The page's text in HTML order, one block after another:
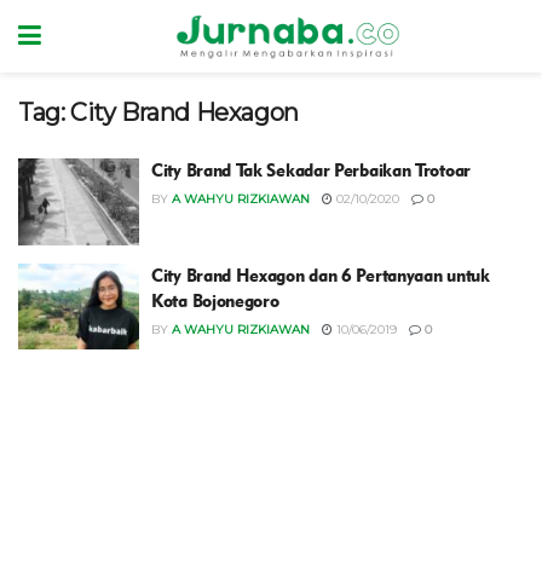
Tag:City Brand Hexagon
City Brand Tak Sekadar Perbaikan Trotoar
BY A WAHYU RIZKIAWAN 02/10/2020 0
City Brand Hexagon dan 6 Pertanyaan untuk
Kota Bojonegoro
BY A WAHYU RIZKIAWAN 10/06/2019 0